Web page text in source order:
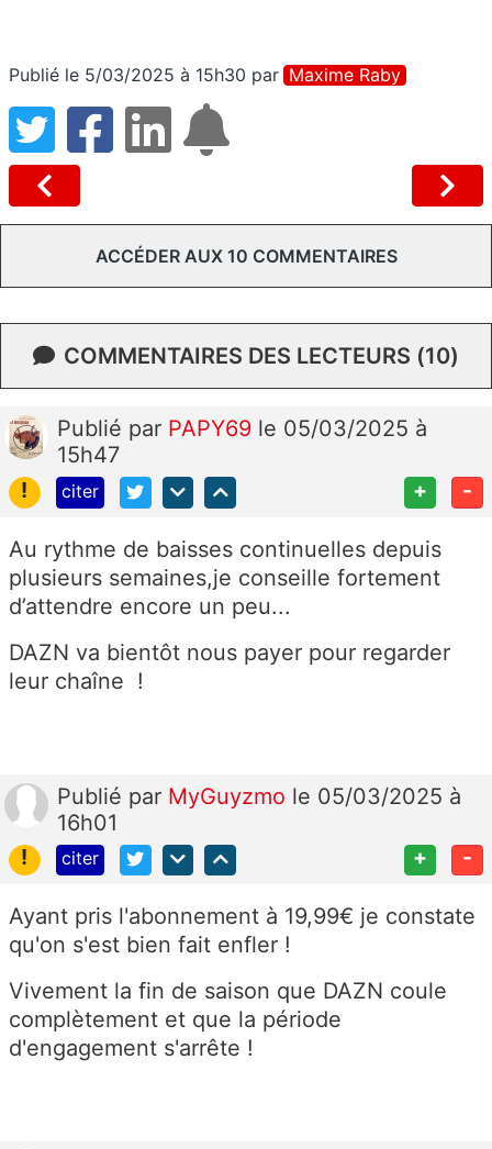
Publié le 5/03/2025 à 15h30 par Maxime Raby
ACCÉDER AUX 10 COMMENTAIRES
COMMENTAIRES DES LECTEURS (10)
Publié par PAPY69 le 05/03/2025 à
15h47
!
citer + -
Au rythme de baisses continuelles depuis
plusieurs semaines,je conseille fortement
d’attendre encore un peu...
DAZN va bientôt nous payer pour regarder
leur chaîne !
Publié par MyGuyzmo le 05/03/2025 à
16h01
!
citer + -
Ayant pris l'abonnement à 19,99€ je constate
qu'on s'est bien fait enfler !
Vivement la fin de saison que DAZN coule
complètement et que la période
d'engagement s'arrête !